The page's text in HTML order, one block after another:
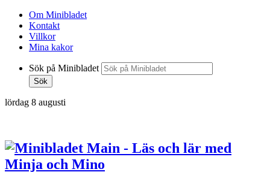
Om Minibladet
Kontakt
Villkor
Mina kakor
Sök på Minibladet
Sök
lördag 8 augusti
Hoppa
innehållet